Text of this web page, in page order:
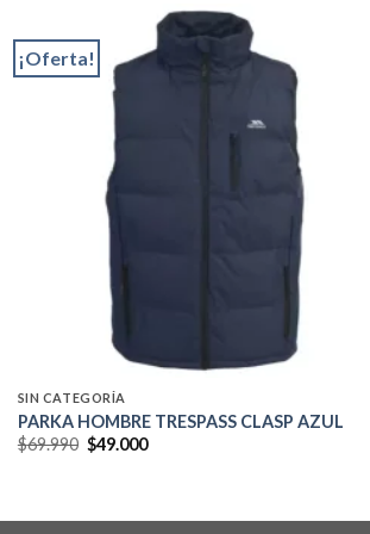
¡Oferta!
SIN CATEGORÍA
PARKA HOMBRE TRESPASS CLASP AZUL
$69.990 El
precio
$49.000El